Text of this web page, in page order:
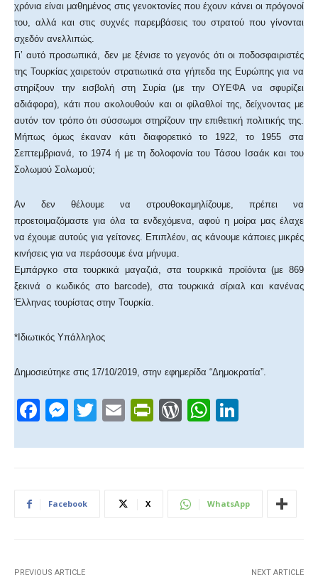
χρόνια είναι μαθημένος στις γενοκτονίες που έχουν κάνει οι πρόγονοί
του, αλλά και στις συχνές παρεμβάσεις του στρατού που γίνονται
σχεδόν ανελλιπώς.
Γι’ αυτό προσωπικά, δεν με ξένισε το γεγονός ότι οι ποδοσφαιριστές
της Τουρκίας χαιρετούν στρατιωτικά στα γήπεδα της Ευρώπης για να
στηρίξουν την εισβολή στη Συρία (με την ΟΥΕΦΑ να σφυρίζει
αδιάφορα), κάτι που ακολουθούν και οι φίλαθλοί της, δείχνοντας με
αυτόν τον τρόπο ότι σύσσωμοι στηρίζουν την επιθετική πολιτικής της.
Μήπως όμως έκαναν κάτι διαφορετικό το 1922, το 1955 στα
Σεπτεμβριανά, το 1974 ή με τη δολοφονία του Τάσου Ισαάκ και του
Σολωμού Σολωμού;
Αν δεν θέλουμε να στρουθοκαμηλίζουμε, πρέπει να
προετοιμαζόμαστε για όλα τα ενδεχόμενα, αφού η μοίρα μας έλαχε
να έχουμε αυτούς για γείτονες. Επιπλέον, ας κάνουμε κάποιες μικρές
κινήσεις για να περάσουμε ένα μήνυμα.
Εμπάργκο στα τουρκικά μαγαζιά, στα τουρκικά προϊόντα (με 869
ξεκινά ο κωδικός στο barcode), στα τουρκικά σίριαλ και κανένας
Έλληνας τουρίστας στην Τουρκία.
*Ιδιωτικός Υπάλληλος
Δημοσιεύτηκε στις 17/10/2019, στην εφημερίδα “Δημοκρατία”.
F
c
b
k
M
ss
n
T
tt
E
ail
Pr
tF
W
d
e
W
at
A
k
dI
Facebook X WhatsApp
PREVIOUS ARTICLE NEXT ARTICLE